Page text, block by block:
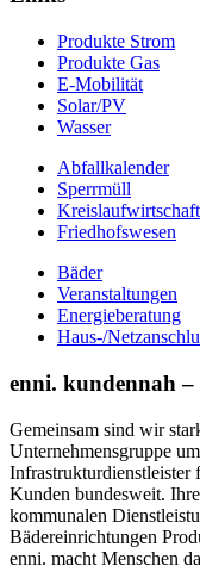
Produkte Strom
Produkte Gas
E-Mobilität
Solar/PV
Wasser
Abfallkalender
Sperrmüll
Friedhofswesen
Bäder
Veranstaltungen
Energieberatung
Haus-/
enni. kundennah
Gemeinsam sind wir
Unternehmensgruppe
Infrastrukturdienstleister
Kunden bundesweit.
kommunalen
Bädereinrichtungen
enni. macht Menschen